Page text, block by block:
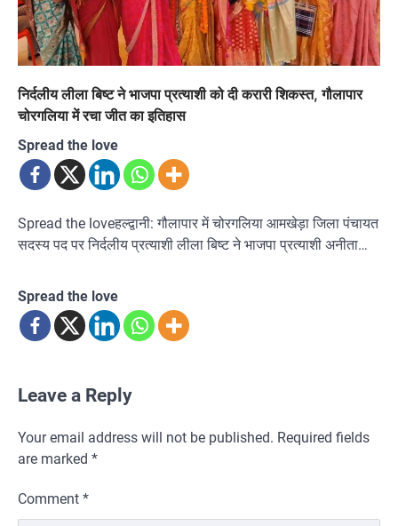
निर्दलीय लीला बिष्ट ने भाजपा प्रत्याशी को दी करारी शिकस्त, गौलापार
चोरगलिया में रचा जीत का इतिहास
Spread the love
Spread the loveहल्द्वानी: गौलापार में चोरगलिया आमखेड़ा जिला पंचायत
सदस्य पद पर निर्दलीय प्रत्याशी लीला बिष्ट ने भाजपा प्रत्याशी अनीता…
Spread the love
Leave a Reply
Your email address will not be published. Required fields
are marked *
Comment *